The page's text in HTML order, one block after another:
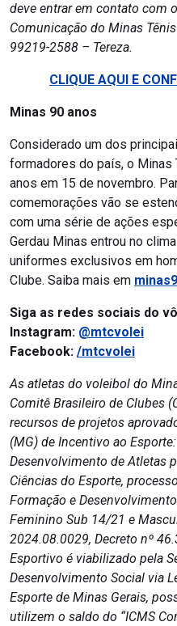
deve entrar em contato com
Comunicação do Minas
99219-2588 – Tereza.
CLIQUE AQUI E
Minas 90 anos
Considerado um dos
formadores do país, o Minas
anos em 15 de novembro.
comemorações vão se
com uma série de ações
Gerdau Minas entrou no
uniformes exclusivos em
Clube. Saiba mais em
Siga as redes sociais do
Instagram: @mtcvolei
Facebook: /mtcvolei
As atletas do voleibol do
Comitê Brasileiro de Clubes
recursos de projetos
(MG) de Incentivo ao
Desenvolvimento de Atletas
Ciências do Esporte,
Formação e
Feminino Sub 14/21 e
2024.08.0029, Decreto nº
Esportivo é viabilizado pela
Desenvolvimento Social via
Esporte de Minas Gerais,
utilizem o saldo do “ICMS